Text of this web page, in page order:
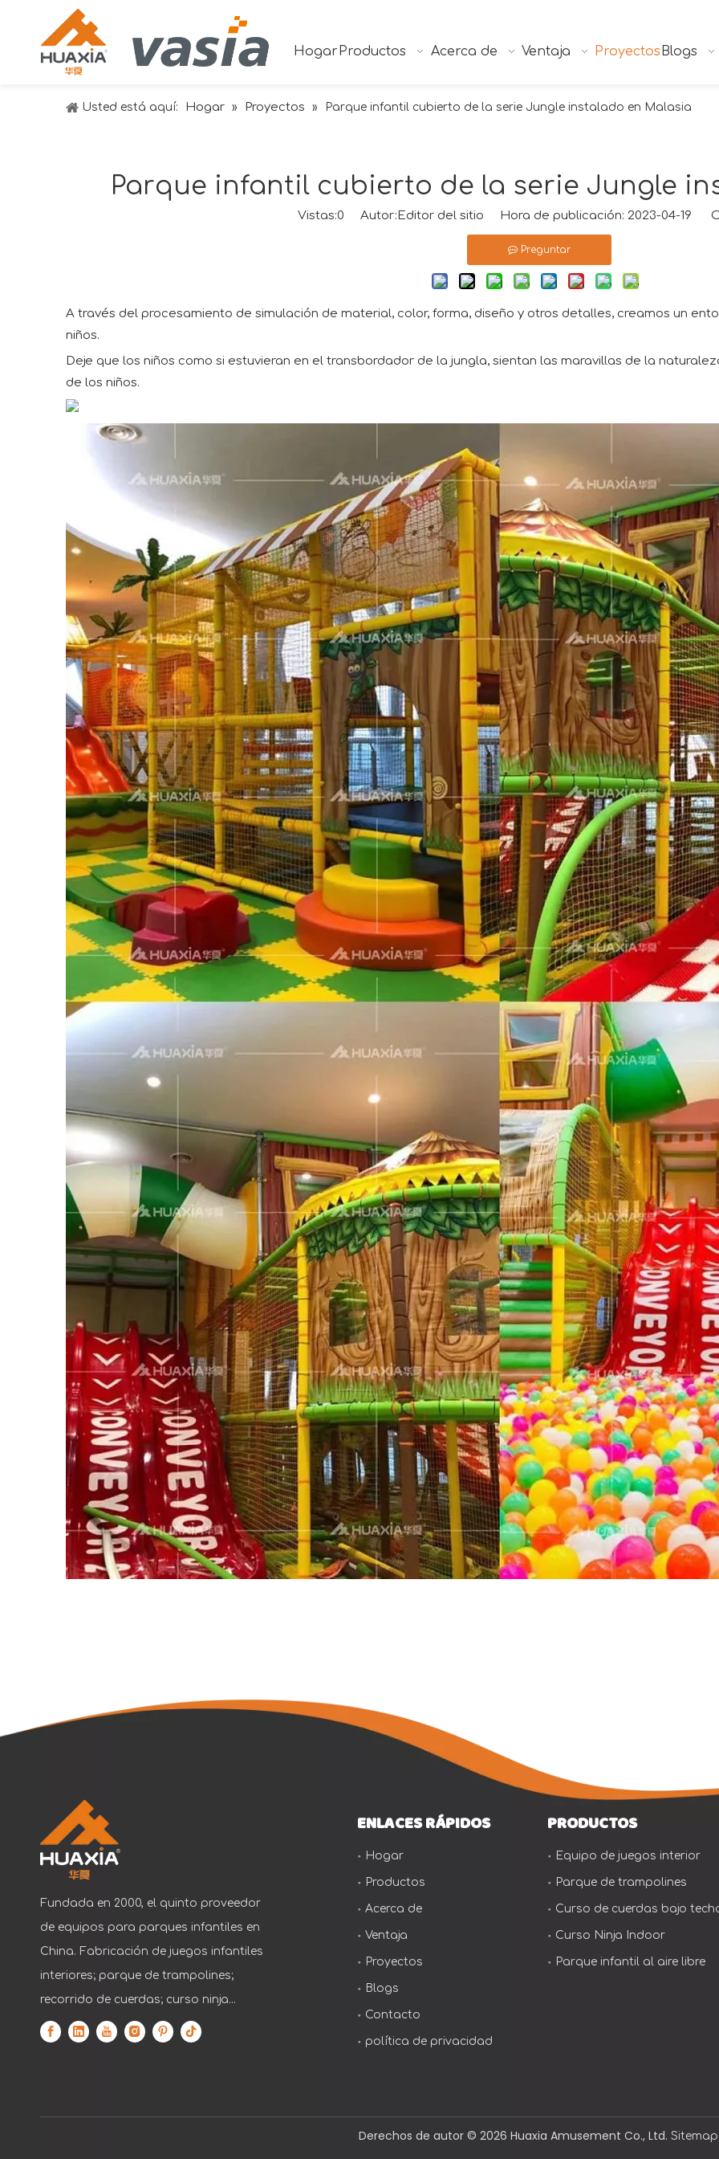
Hogar Productos Acerca de Ventaja Proyectos Blogs
Usted está aquí: Hogar » Proyectos » Parque infantil cubierto de la serie Jungle instalado en Malasia
Parque infantil cubierto de la serie Jungle
Vistas:0 Autor:Editor del sitio Hora de publicación: 2023-04-19
Preguntar
A través del procesamiento de simulación de material, color, forma, diseño y otros detalles, creamos un
niños.
Deje que los niños como si estuvieran en el transbordador de la jungla, sientan las maravillas de la
de los niños.
Fundada en 2000, el quinto proveedor
de equipos para parques infantiles en
China. Fabricación de juegos infantiles
interiores; parque de trampolines;
recorrido de cuerdas; curso ninja...
ENLACES RÁPIDOS
Hogar
Productos
Acerca de
Ventaja
Proyectos
Blogs
Contacto
política de privacidad
PRODUCTOS
Equipo de juegos interior
Parque de trampolines
Curso de cuerdas bajo
Curso Ninja Indoor
Parque infantil al aire libre
Derechos de autor ©️ 2026 Huaxia Amusement Co., Ltd. Sitemap